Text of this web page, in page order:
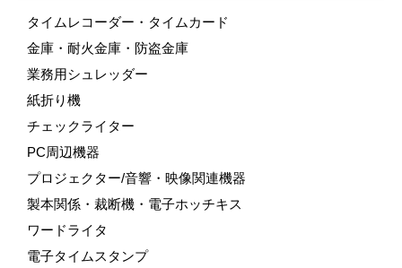
タイムレコーダー・タイムカード
金庫・耐火金庫・防盗金庫
業務用シュレッダー
紙折り機
チェックライター
PC周辺機器
プロジェクター/音響・映像関連機器
製本関係・裁断機・電子ホッチキス
ワードライタ
電子タイムスタンプ